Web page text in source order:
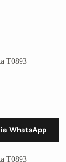
T0893
WhatsApp
T0893